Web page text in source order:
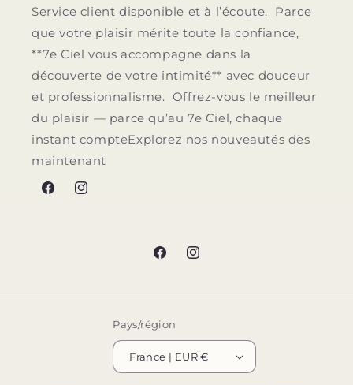
Service client disponible et à l’écoute. Parce
que votre plaisir mérite toute la confiance,
**7e Ciel vous accompagne dans la
découverte de votre intimité** avec douceur
et professionnalisme. Offrez-vous le meilleur
du plaisir — parce qu’au 7e Ciel, chaque
instant compteExplorez nos nouveautés dès
maintenant
FacebookInstagram
FacebookInstagram
Pays/région
France | EUR €